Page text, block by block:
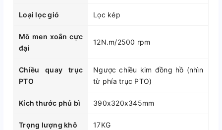
Loại lọc gió Lọc kép
Mô men xoắn cực
đại
12N.m/2500 rpm
Chiều quay trục
PTO
Ngược chiều kim đồng hồ (nhìn
từ phía trục PTO)
Kích thước phủ bì 390x320x345mm
Trọng lượng khô 17KG